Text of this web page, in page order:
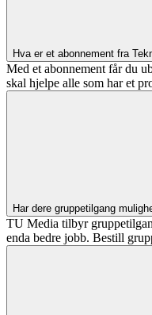
Hva er et abonnement fra
Med et abonnement får du
skal hjelpe alle som har et
Har dere gruppetilgang
TU Media tilbyr
enda bedre jobb. Bestill